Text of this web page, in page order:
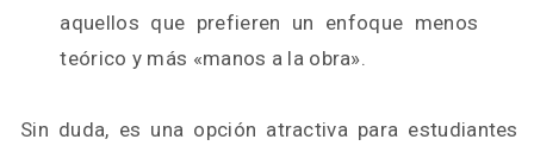
aquellos que prefieren un enfoque menos
teórico y más «manos a la obra».
Sin duda, es una opción atractiva para estudiantes